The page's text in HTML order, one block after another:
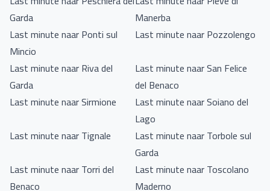
Garda
Manerba
Last minute naar Ponti sul
Mincio
Last minute naar Pozzolengo
Last minute naar Riva del
Garda
Last minute naar San Felice
del Benaco
Last minute naar Sirmione
Last minute naar Soiano del
Lago
Last minute naar Tignale
Last minute naar Torbole sul
Garda
Last minute naar Torri del
Benaco
Last minute naar Toscolano
Maderno